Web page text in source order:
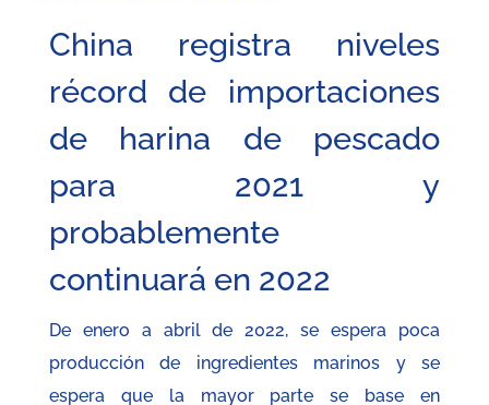
China registra niveles
récord de importaciones
de harina de pescado
para 2021 y
probablemente
continuará en 2022
De enero a abril de 2022, se espera poca
producción de ingredientes marinos y se
espera que la mayor parte se base en